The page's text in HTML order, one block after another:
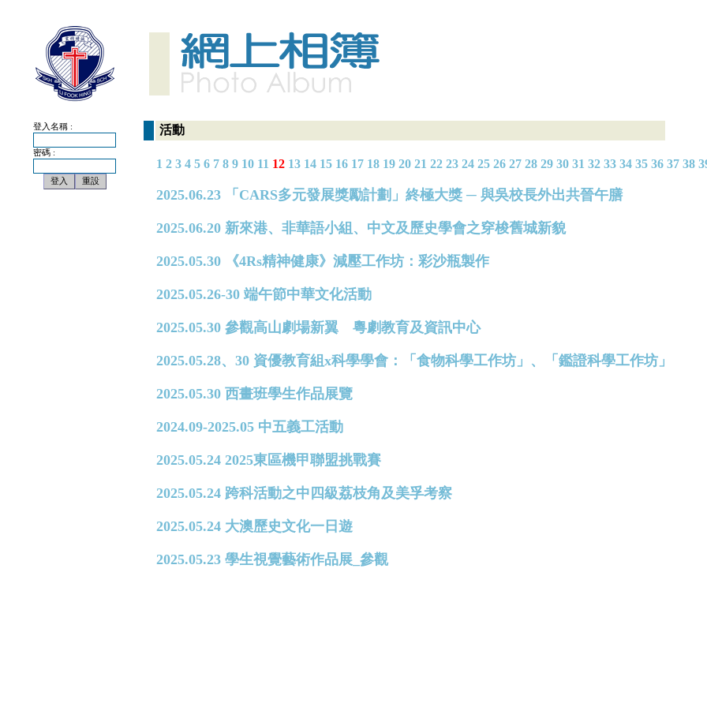
登入名稱 :
密碼 :
活動
1 2 3 4 5 6 7 8 9 10 11 12 13 14 15 16 17 18 19 20 21 22 23 24 25 26 27 28 29 30 31 32 33 34 35 36 37 38
2025.06.23 「CARS多元發展獎勵計劃」終極大獎 ─ 與吳校長外出共晉午膳
2025.06.20 新來港、非華語小組、中文及歷史學會之穿梭舊城新貌
2025.05.30 《4Rs精神健康》減壓工作坊：彩沙瓶製作
2025.05.26-30 端午節中華文化活動
2025.05.30 參觀高山劇場新翼 粵劇教育及資訊中心
2025.05.28、30 資優教育組x科學學會：「食物科學工作坊」、「鑑證科學工作坊」
2025.05.30 西畫班學生作品展覽
2024.09-2025.05 中五義工活動
2025.05.24 2025東區機甲聯盟挑戰賽
2025.05.24 跨科活動之中四級荔枝角及美孚考察
2025.05.24 大澳歷史文化一日遊
2025.05.23 學生視覺藝術作品展_參觀